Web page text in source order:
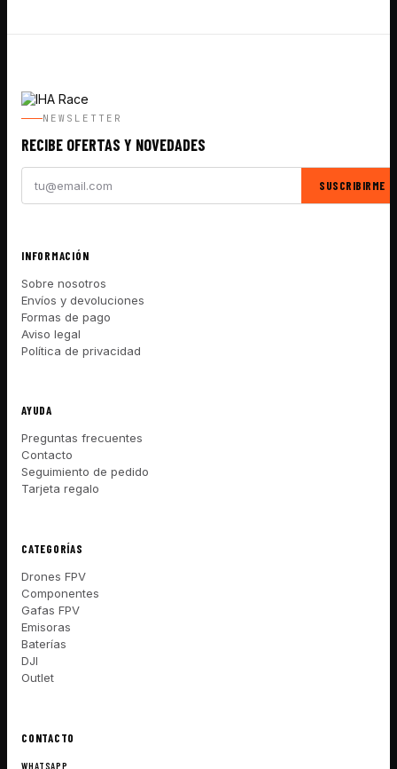
NEWSLETTER
RECIBE OFERTAS Y NOVEDADES
SUSCRIBIRME
INFORMACIÓN
Sobre nosotros
Envíos y devoluciones
Formas de pago
Aviso legal
Política de privacidad
AYUDA
Preguntas frecuentes
Contacto
Seguimiento de pedido
Tarjeta regalo
CATEGORÍAS
Drones FPV
Componentes
Gafas FPV
Emisoras
Baterías
DJI
Outlet
CONTACTO
WHATSAPP